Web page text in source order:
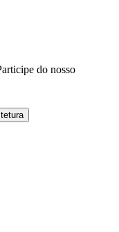
do nosso